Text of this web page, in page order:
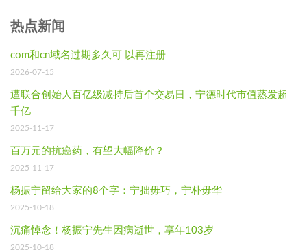
热点新闻
com和cn域名过期多久可 以再注册
2026-07-15
遭联合创始人百亿级减持后首个交易日，宁德时代市值蒸发超
千亿
2025-11-17
百万元的抗癌药，有望大幅降价？
2025-11-17
杨振宁留给大家的8个字：宁拙毋巧，宁朴毋华
2025-10-18
沉痛悼念！杨振宁先生因病逝世，享年103岁
2025-10-18